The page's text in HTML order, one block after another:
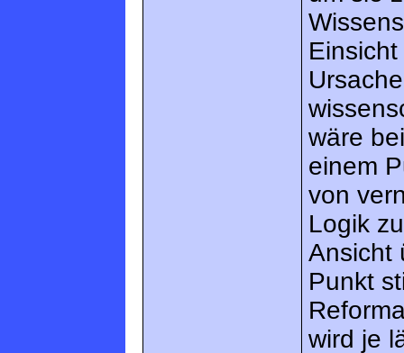
wäre
einem
von
Logik
Ansicht
Punkt
wird je